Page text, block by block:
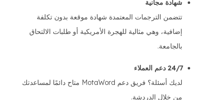
شهادة مجانية
تتضمن الترجمات المعتمدة شهادة موقعة بدون تكلفة
إضافية، وهي مثالية للهجرة الأمريكية أو طلبات الالتحاق
بالجامعة.
24/7 دعم العملاء
لديك أسئلة؟ فريق دعم MotaWord متاح دائمًا لمساعدتك
من خلال الدردشة.